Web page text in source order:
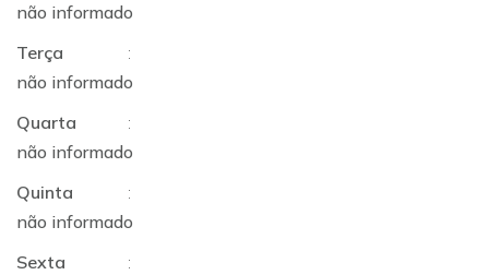
não informado
Terça
:
não informado
Quarta
:
não informado
Quinta
:
não informado
Sexta
: